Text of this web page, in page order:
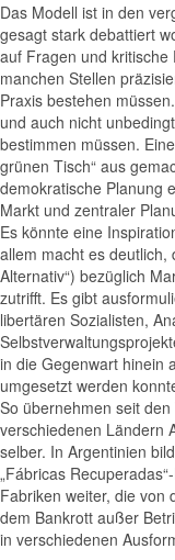
Das Modell ist in den
gesagt stark debattiert
auf Fragen und kritische
manchen Stellen
Praxis bestehen
und auch nicht
bestimmen müssen.
grünen Tisch“ aus
demokratische Planung
Markt und zentraler
Es könnte eine
allem macht es deutlich,
Alternativ“) bezüglich
zutrifft. Es gibt
libertären Sozialisten,
in die Gegenwart hinein
umgesetzt werden
So übernehmen seit
verschiedenen Ländern
selber. In Argentinien
„Fábricas
Fabriken weiter, die von
dem Bankrott außer
in verschiedenen